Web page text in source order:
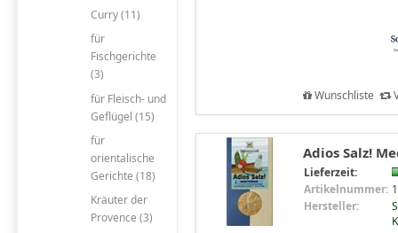
Curry (11)
für
Fischgerichte
(3)
für Fleisch- und
Geflügel (15)
für
orientalische
Gerichte (18)
Kräuter der
Provence (3)
Wunschliste
Adios Salz!
Lieferzeit:
Artikelnummer:
Hersteller: